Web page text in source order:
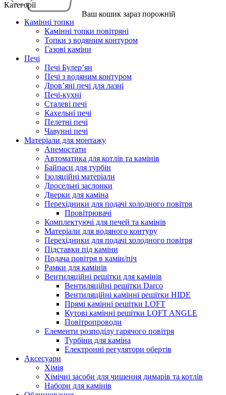
Ваш кошик зараз порожній
Категорії
Камінні топки
Камінні топки повітряні
Топки з водяним контуром
Газові каміни
Печі
Печі Булер’ян
Печі з водяним контуром
Дров’яні печі для лазні
Печі-кухні
Сталеві печі
Кахельні печі
Пелетні печі
Чавунні печі
Матеріали для монтажу
Анемостати
Автоматика для котлів та камінів
Байпаси для турбін
Ізоляційні матеріали
Дросельні заслонки
Дверки для каміна
Перехідники для подачі холодного повітря
Провітрювачі
Комплектуючі для печей та камінів
Матеріали для водяного контуру
Перехідники для подачі холодного повітря
Підставки під каміни
Подача повітря в камін/піч
Рамки для камінів
Вентиляційні решітки для камінів
Вентиляційні решітки Darco
Вентиляційні камінні решітки HIDE
Прямі камінні решітки LOFT
Кутові камінні решітки LOFT ANGLE
Повітропроводи
Елементи розподілу гарячого повітря
Турбіни для каміна
Електронні регулятори обертів
Аксесуари
Хімія
Хімічні засоби для чищення димарів та котлів
Набори для камінів